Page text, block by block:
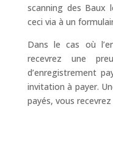
scanning des Baux
ceci via à un
Dans le cas où
recevrez une
d’enregistrement
invitation à payer.
payés, vous